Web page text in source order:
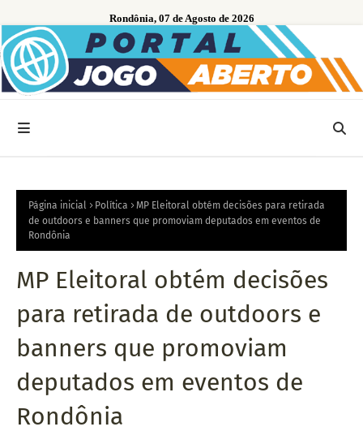
Rondônia, 07 de Agosto de 2026
Página inicial Política
MP Eleitoral obtém decisões para retirada
de outdoors e banners que promoviam deputados em eventos de
Rondônia
MP Eleitoral obtém decisões
para retirada de outdoors e
banners que promoviam
deputados em eventos de
Rondônia